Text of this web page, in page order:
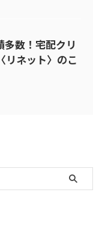
数！宅配クリ
ネット〉のこ